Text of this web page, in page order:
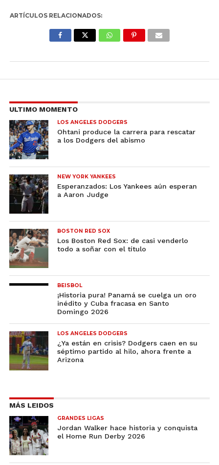
ARTÍCULOS RELACIONADOS:
ULTIMO MOMENTO
LOS ANGELES DODGERS
Ohtani produce la carrera para rescatar
a los Dodgers del abismo
NEW YORK YANKEES
Esperanzados: Los Yankees aún esperan
a Aaron Judge
BOSTON RED SOX
Los Boston Red Sox: de casi venderlo
todo a soñar con el título
BEISBOL
¡Historia pura! Panamá se cuelga un oro
inédito y Cuba fracasa en Santo
Domingo 2026
LOS ANGELES DODGERS
¿Ya están en crisis? Dodgers caen en su
séptimo partido al hilo, ahora frente a
Arizona
MÁS LEIDOS
GRANDES LIGAS
Jordan Walker hace historia y conquista
el Home Run Derby 2026